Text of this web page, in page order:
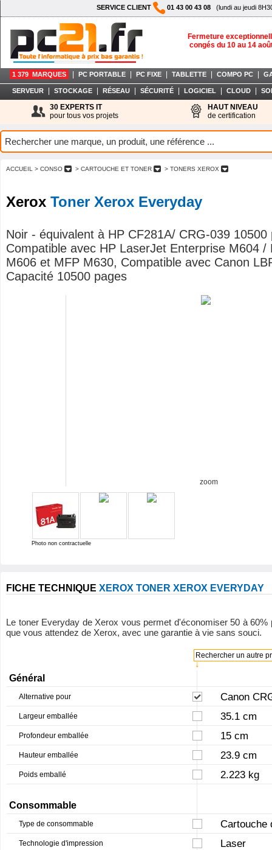
SERVICE CLIENT 01 43 00 43 08 (lundi au jeudi
Fermeture
congés du 10 au 14
1 379 MARQUES PC PORTABLE PC FIXE TABLETTE COMPO PC
SERVEUR STOCKAGE RÉSEAU SÉCURITÉ LOGICIEL CLOUD
30 EXPERTS IT
pour tous vos projets
HAUT NIVEAU
de certification
ACCUEIL > CONSO > CARTOUCHE ET TONER > TONERS XEROX
Xerox Toner Xerox Everyday
Noir - équivalent à HP CF281A/ CRG-039 10500
Compatible avec HP LaserJet Enterprise M604 /
M606 et MFP M630, Compatible avec Canon
Capacité 10500 pages
zoom
Photo non contractuelle
FICHE TECHNIQUE XEROX TONER XEROX EVERYDAY
Le toner Everyday de Xerox vous permet d'économiser 50 à
que vous attendez de Xerox, avec une garantie à vie sans souci.
↓
Rechercher un autre
Général
Alternative pour Canon
Largeur emballée 35.1 cm
Profondeur emballée 15 cm
Hauteur emballée 23.9 cm
Poids emballé 2.223 kg
Consommable
Type de consommable Cartouche
Technologie d'impression Laser